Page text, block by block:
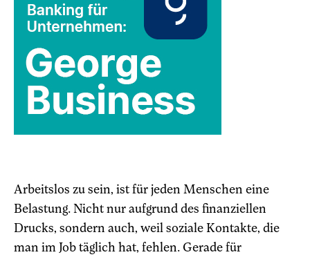
Arbeitslos zu sein, ist für jeden Menschen eine
Belastung. Nicht nur aufgrund des finanziellen
Drucks, sondern auch, weil soziale Kontakte, die
man im Job täglich hat, fehlen. Gerade für